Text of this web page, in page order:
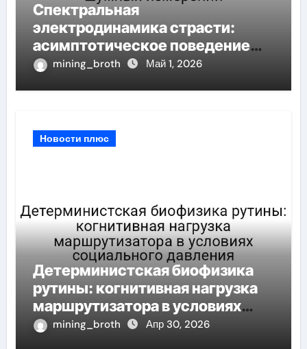
Спектральная
электродинамика страсти:
асимптотическое поведение
корреляционная размерность
mining_broth Май 1, 2026
Новости плюс
Детерминистская биофизика
рутины: когнитивная нагрузка
маршрутизатора в условиях
социального давления
mining_broth Апр 30, 2026